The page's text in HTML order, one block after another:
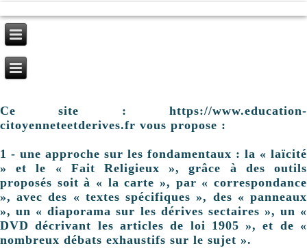
Ce site : https://www.education-
citoyenneteetderives.fr vous propose :
1 - une approche sur les fondamentaux : la « laïcité
» et le « Fait Religieux », grâce à des outils
proposés soit à « la carte », par « correspondance
», avec des « textes spécifiques », des « panneaux
», un « diaporama sur les dérives sectaires », un «
DVD décrivant les articles de loi 1905 », et de «
nombreux débats exhaustifs sur le sujet ».